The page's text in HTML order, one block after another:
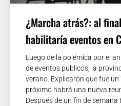
¿Marcha atrás?: al
habilitaría eventos en
Luego de la polémica por el
de eventos públicos, la
verano. Explicaron que fue un
próximo habrá una nueva
Después de un fin de